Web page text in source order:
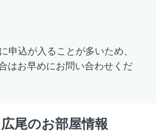
申込が入ることが多いため、
はお早めにお問い合わせくだ
尾のお部屋情報